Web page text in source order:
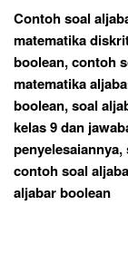
Contoh soal
matematika
boolean, contoh
matematika
boolean, soal
kelas 9 dan
contoh soal
aljabar boolean